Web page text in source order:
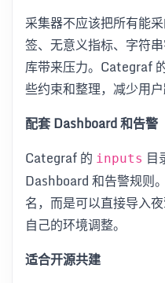
采集器不应该把所有能
签、无意义指标、字符
库带来压力。Categraf
些约束和整理，减少用户
配套 Dashboard 和告警
Categraf 的 inputs 目
Dashboard 和告警规则
名，而是可以直接导入
自己的环境调整。
适合开源共建